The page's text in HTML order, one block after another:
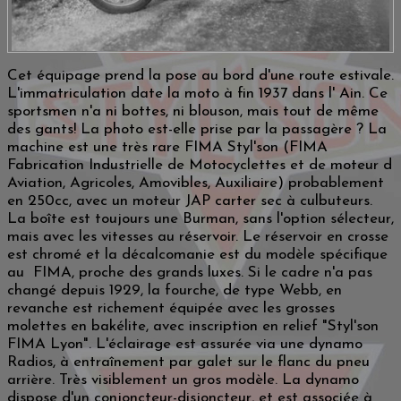
Cet équipage prend la pose au bord d'une route estivale.
L'immatriculation date la moto à fin 1937 dans l' Ain. Ce
sportsmen n'a ni bottes, ni blouson, mais tout de même
des gants! La photo est-elle prise par la passagère ? La
machine est une très rare FIMA Styl'son (FIMA
Fabrication Industrielle de Motocyclettes et de moteur d
Aviation, Agricoles, Amovibles, Auxiliaire) probablement
en 250cc, avec un moteur JAP carter sec à culbuteurs.
La boîte est toujours une Burman, sans l'option sélecteur,
mais avec les vitesses au réservoir. Le réservoir en crosse
est chromé et la décalcomanie est du modèle spécifique
au FIMA, proche des grands luxes. Si le cadre n'a pas
changé depuis 1929, la fourche, de type Webb, en
revanche est richement équipée avec les grosses
molettes en bakélite, avec inscription en relief "Styl'son
FIMA Lyon". L'éclairage est assurée via une dynamo
Radios, à entraînement par galet sur le flanc du pneu
arrière. Très visiblement un gros modèle. La dynamo
dispose d'un conjoncteur-disjoncteur, et est associée à